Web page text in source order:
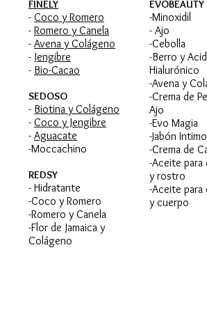
FINELY
- Coco y Romero
- Romero y Canela
- Avena y Colágeno
- Jengibre
- Bio-Cacao
SEDOSO
- Biotina y Colágeno
- Coco y Jengibre
- Aguacate
-Moccachino
REDSY
- Hidratante
-Coco y Romero
-Romero y Canela
-Flor de Jamaica y
Colágeno
EVOBEAUTY
-Minoxidil
- Ajo
-Cebolla
-Berro y
Hialurónico
-Avena y
-Crema de
Ajo
-Evo Magia
-Jabón Intimo
-Crema de
-Aceite para
y rostro
-Aceite para
y cuerpo​